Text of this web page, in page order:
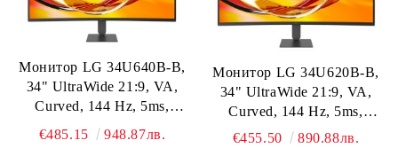
Монитор LG 34U640B-B,
34" UltraWide 21:9, VA,
Curved, 144 Hz, 5ms,
4000:1, 300cd/m2, WQHD
3440x 1440, sRGB 99%,
€485.15 948.87лв.
Монитор LG 34U620B-B,
34" UltraWide 21:9, VA,
Curved, 144 Hz, 5ms,
4000:1, 300cd/m2, WQHD
€455.50 890.88лв.